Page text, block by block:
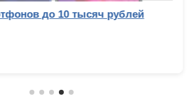
до 10 тысяч рублей